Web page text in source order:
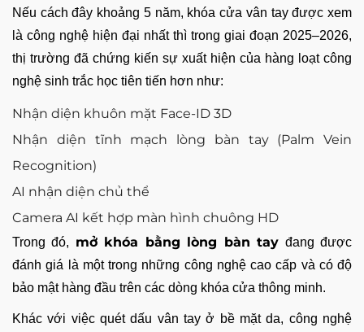
Nếu cách đây khoảng 5 năm, khóa cửa vân tay được xem
là công nghệ hiện đại nhất thì trong giai đoạn 2025–2026,
thị trường đã chứng kiến sự xuất hiện của hàng loạt công
nghệ sinh trắc học tiên tiến hơn như:
Nhận diện khuôn mặt Face-ID 3D
Nhận diện tĩnh mạch lòng bàn tay (Palm Vein
Recognition)
AI nhận diện chủ thể
Camera AI kết hợp màn hình chuông HD
Trong đó, mở khóa bằng lòng bàn tay đang được
đánh giá là một trong những công nghệ cao cấp và có độ
bảo mật hàng đầu trên các dòng khóa cửa thông minh.
Khác với việc quét dấu vân tay ở bề mặt da, công nghệ